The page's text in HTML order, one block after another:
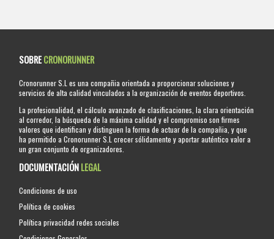
SOBRECRONORUNNER
Cronorunner S.L es una compañia orientada a proporcionar soluciones y
servicios de alta calidad vinculados a la organización de eventos deportivos.
La profesionalidad, el cálculo avanzado de clasificaciones, la clara orientación
al corredor, la búsqueda de la máxima calidad y el compromiso son firmes
valores que identifican y distinguen la forma de actuar de la compañia, y que
ha permitido a Cronorunner S.L crecer sólidamente y aportar auténtico valor a
un gran conjunto de organizadores.
DOCUMENTACIÓNLEGAL
Condiciones de uso
Política de cookies
Política privacidad redes sociales